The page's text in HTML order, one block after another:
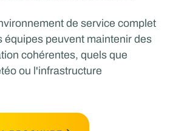
de service complet
équipes peuvent maintenir des
cohérentes, quels que
ou l'infrastructure